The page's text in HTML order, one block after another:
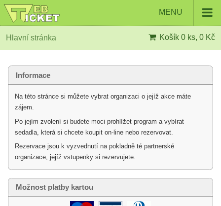
MENU
Hlavní stránka Košík 0 ks, 0 Kč
Informace
Na této stránce si můžete vybrat organizaci o jejíž akce máte
zájem.
Po jejím zvolení si budete moci prohlížet program a vybírat
sedadla, která si chcete koupit on-line nebo rezervovat.
Rezervace jsou k vyzvednutí na pokladně té partnerské
organizace, jejíž vstupenky si rezervujete.
Možnost platby kartou